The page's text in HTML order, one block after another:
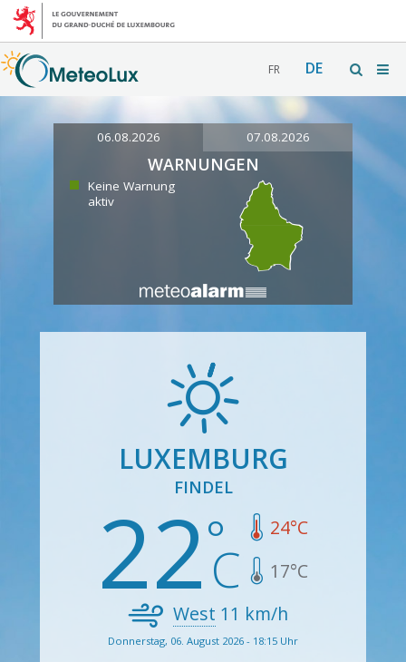
FR DE
06.08.2026 07.08.2026
WARNUNGEN
Keine Warnung
aktiv
LUXEMBURG
FINDEL
22 24°C
17°C
West 11 km/h
Donnerstag, 06. August 2026 - 18:15 Uhr